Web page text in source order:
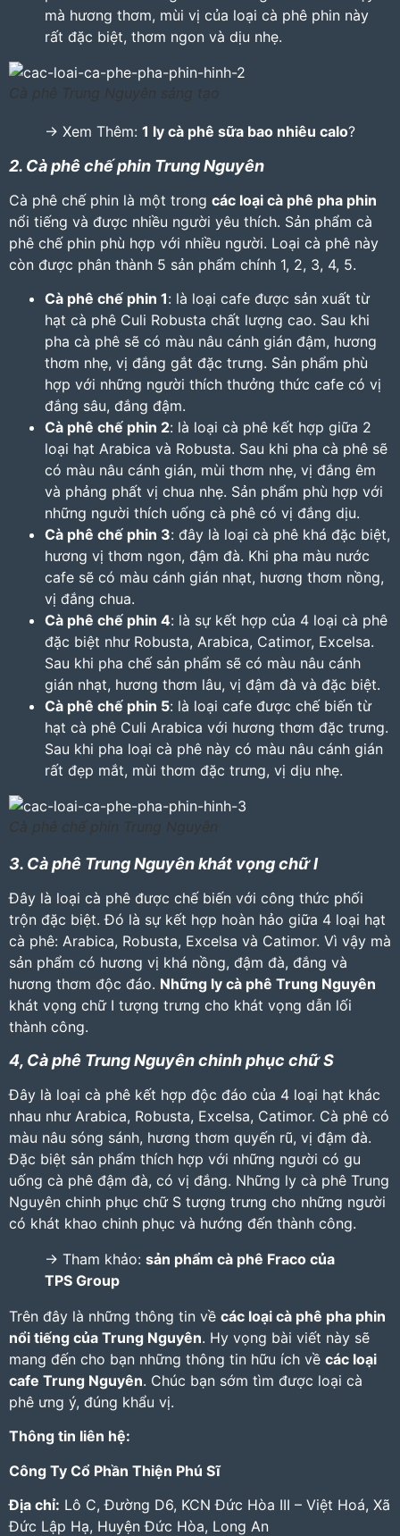
mà hương thơm, mùi vị của loại cà phê phin này
rất đặc biệt, thơm ngon và dịu nhẹ.
Cà phê Trung Nguyên sáng tạo
-> Xem Thêm: 1 ly cà phê sữa bao nhiêu calo?
2. Cà phê chế phin Trung Nguyên
Cà phê chế phin là một trong các loại cà phê pha phin
nổi tiếng và được nhiều người yêu thích. Sản phẩm cà
phê chế phin phù hợp với nhiều người. Loại cà phê này
còn được phân thành 5 sản phẩm chính 1, 2, 3, 4, 5.
Cà phê chế phin 1: là loại cafe được sản xuất từ
hạt cà phê Culi Robusta chất lượng cao. Sau khi
pha cà phê sẽ có màu nâu cánh gián đậm, hương
thơm nhẹ, vị đắng gắt đặc trưng. Sản phẩm phù
hợp với những người thích thưởng thức cafe có vị
đắng sâu, đắng đậm.
Cà phê chế phin 2: là loại cà phê kết hợp giữa 2
loại hạt Arabica và Robusta. Sau khi pha cà phê sẽ
có màu nâu cánh gián, mùi thơm nhẹ, vị đắng êm
và phảng phất vị chua nhẹ. Sản phẩm phù hợp với
những người thích uống cà phê có vị đắng dịu.
Cà phê chế phin 3: đây là loại cà phê khá đặc biệt,
hương vị thơm ngon, đậm đà. Khi pha màu nước
cafe sẽ có màu cánh gián nhạt, hương thơm nồng,
vị đắng chua.
Cà phê chế phin 4: là sự kết hợp của 4 loại cà phê
đặc biệt như Robusta, Arabica, Catimor, Excelsa.
Sau khi pha chế sản phẩm sẽ có màu nâu cánh
gián nhạt, hương thơm lâu, vị đậm đà và đặc biệt.
Cà phê chế phin 5: là loại cafe được chế biến từ
hạt cà phê Culi Arabica với hương thơm đặc trưng.
Sau khi pha loại cà phê này có màu nâu cánh gián
rất đẹp mắt, mùi thơm đặc trưng, vị dịu nhẹ.
Cà phê chế phin Trung Nguyên
3. Cà phê Trung Nguyên khát vọng chữ I
Đây là loại cà phê được chế biến với công thức phối
trộn đặc biệt. Đó là sự kết hợp hoàn hảo giữa 4 loại hạt
cà phê: Arabica, Robusta, Excelsa và Catimor. Vì vậy mà
sản phẩm có hương vị khá nồng, đậm đà, đắng và
hương thơm độc đáo. Những ly cà phê Trung Nguyên
khát vọng chữ I tượng trưng cho khát vọng dẫn lối
thành công.
4, Cà phê Trung Nguyên chinh phục chữ S
Đây là loại cà phê kết hợp độc đáo của 4 loại hạt khác
nhau như Arabica, Robusta, Excelsa, Catimor. Cà phê có
màu nâu sóng sánh, hương thơm quyến rũ, vị đậm đà.
Đặc biệt sản phẩm thích hợp với những người có gu
uống cà phê đậm đà, có vị đắng. Những ly cà phê Trung
Nguyên chinh phục chữ S tượng trưng cho những người
có khát khao chinh phục và hướng đến thành công.
-> Tham khảo: sản phẩm cà phê Fraco của
TPS Group
Trên đây là những thông tin về các loại cà phê pha phin
nổi tiếng của Trung Nguyên. Hy vọng bài viết này sẽ
mang đến cho bạn những thông tin hữu ích về các loại
cafe Trung Nguyên. Chúc bạn sớm tìm được loại cà
phê ưng ý, đúng khẩu vị.
Thông tin liên hệ:
Công Ty Cổ Phần Thiện Phú Sĩ
Địa chỉ: Lô C, Đường D6, KCN Đức Hòa III – Việt Hoá, Xã
Đức Lập Hạ, Huyện Đức Hòa, Long An